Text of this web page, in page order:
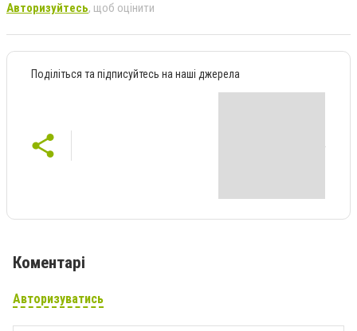
Авторизуйтесь, щоб оцінити
Поділіться та підписуйтесь на наші джерела
Коментарі
Авторизуватись